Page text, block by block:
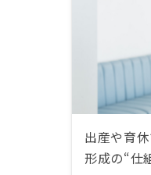
出産や育
形成の“仕